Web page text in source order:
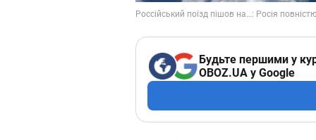
Будьте першими у
OBOZ.UA у Google